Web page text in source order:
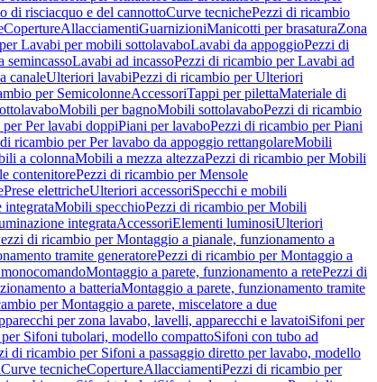
di risciacquo e del cannottoCurve tecnichePezzi di ricambio
CopertureAllacciamentiGuarnizioniManicotti per brasaturaZona
Lavabi per mobili sottolavaboLavabi da appoggioPezzi di
semincassoLavabi ad incassoPezzi di ricambio per Lavabi ad
canaleUlteriori lavabiPezzi di ricambio per Ulteriori
per SemicolonneAccessoriTappi per pilettaMateriale di
Mobili per bagnoMobili sottolavaboPezzi di ricambio
Per lavabi doppiPiani per lavaboPezzi di ricambio per Piani
ricambio per Per lavabo da appoggio rettangolareMobili
a colonnaMobili a mezza altezzaPezzi di ricambio per Mobili
contenitorePezzi di ricambio per Mensole
Prese elettricheUlteriori accessoriSpecchi e mobili
integrataMobili specchioPezzi di ricambio per Mobili
integrataAccessoriElementi luminosiUlteriori
di ricambio per Montaggio a pianale, funzionamento a
tramite generatorePezzi di ricambio per Montaggio a
Montaggio a parete, funzionamento a retePezzi di
a batteriaMontaggio a parete, funzionamento tramite
per Montaggio a parete, miscelatore a due
per zona lavabo, lavelli, apparecchi e lavatoiSifoni per
Sifoni tubolari, modello compattoSifoni con tubo ad
di ricambio per Sifoni a passaggio diretto per lavabo, modello
Curve tecnicheCopertureAllacciamentiPezzi di ricambio per